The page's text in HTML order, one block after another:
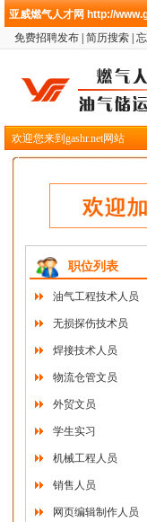
亚威燃气人才网 http://
免费招聘发布 简历搜索
欢迎您来到gashr.net网站
职位列表
油气工程技术人员
无损探伤技术员
焊接技术人员
物流仓管文员
外贸文员
学生实习
机械工程人员
销售人员
网页编辑制作人员